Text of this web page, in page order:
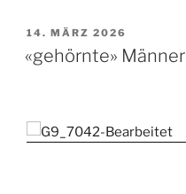
VERÖFFENTLICHT
14. MÄRZ 2026
«gehörnte» Männer